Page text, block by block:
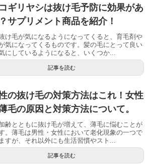
ギリヤシは抜け毛予防に効果があ
サプリメント商品を紹介！
け毛が気になるようになってくると、育毛剤や
気になってくるものです。髪の毛にとって良い
にしているようになると、いくつか...
記事を読む
の抜け毛の対策方法はこれ！女性
毛の原因と対策方法について。
齢とともに抜け毛が増えて、薄毛に悩むことが
。薄毛は男性・女性において老化現象の一つで
すが、それ以外にも生活習慣やスト...
記事を読む